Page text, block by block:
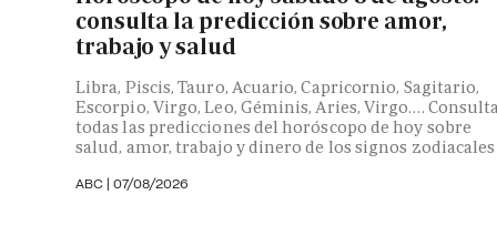
consulta la predicción sobre amor,
trabajo y salud
Libra, Piscis, Tauro, Acuario, Capricornio, Sagitario,
Escorpio, Virgo, Leo, Géminis, Aries, Virgo….
todas las predicciones del horóscopo de hoy sobre
salud, amor, trabajo y dinero de los signos zodiacales
ABC | 07/08/2026